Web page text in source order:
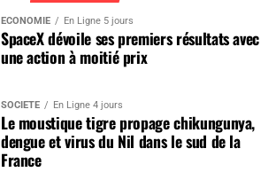
ÉCONOMIE En Ligne 5 jours
SpaceX dévoile ses premiers résultats avec
une action à moitié prix
SOCIÉTÉ En Ligne 4 jours
Le moustique tigre propage chikungunya,
dengue et virus du Nil dans le sud de la
France